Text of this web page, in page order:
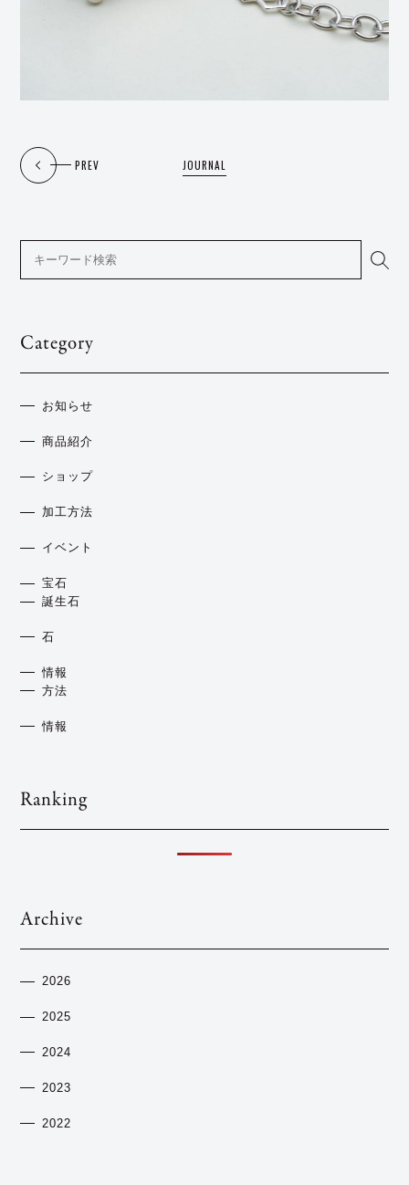
PREV JOURNAL
Category
お知らせ
商品紹介
ショップ
加工方法
イベント
宝石
誕生石
石
情報
方法
情報
Ranking
Archive
2026
2025
2024
2023
2022